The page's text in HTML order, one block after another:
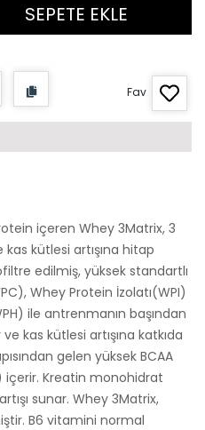
SEPETE EKLE
Fav
içeren Whey 3Matrix, 3
kütlesi artışına hitap
edilmiş, yüksek standartlı
Whey Protein İzolatı(WPI)
ile antrenmanın başından
kas kütlesi artışına katkıda
gelen yüksek BCAA
içerir. Kreatin monohidrat
sunar. Whey 3Matrix,
B6 vitamini normal